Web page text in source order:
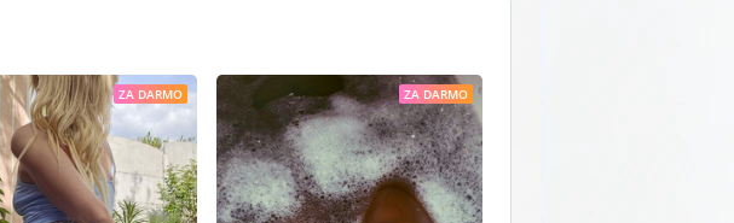
ZA DARMO ZA DARMO